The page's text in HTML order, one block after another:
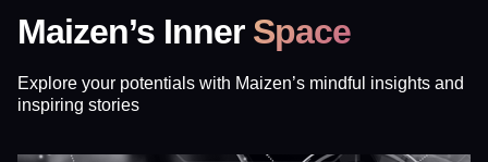
Maizen’s Inner Space
Explore your potentials with Maizen’s mindful insights and
inspiring stories